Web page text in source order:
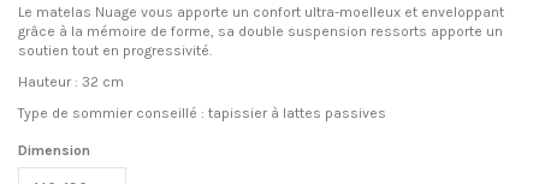
Le matelas Nuage vous apporte un confort ultra-moelleux et enveloppant
grâce à la mémoire de forme, sa double suspension ressorts apporte un
soutien tout en progressivité.
Hauteur : 32 cm
Type de sommier conseillé : tapissier à lattes passives
Dimension